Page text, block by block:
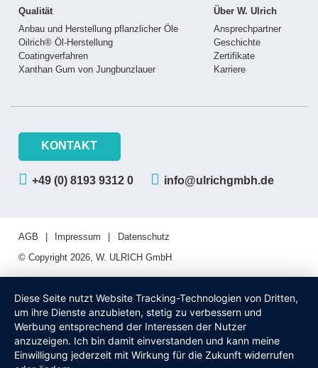
Qualität
Anbau und Herstellung pflanzlicher Öle
Oilrich® Öl-Herstellung
Coatingverfahren
Xanthan Gum von Jungbunzlauer
Über W. Ulrich
Ansprechpartner
Geschichte
Zertifikate
Karriere
KONTAKT
+49 (0) 8193 9312 0 info@ulrichgmbh.de
AGB Impressum
Datenschutz
© Copyright 2026, W. ULRICH GmbH
Diese Seite nutzt Website Tracking-Technologien von Dritten,
um ihre Dienste anzubieten, stetig zu verbessern und
Werbung entsprechend der Interessen der Nutzer
anzuzeigen. Ich bin damit einverstanden und kann meine
Einwilligung jederzeit mit Wirkung für die Zukunft widerrufen